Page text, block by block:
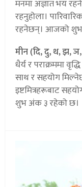
मनमा अज्ञात भय
रहनुहोला।
रहनेछन्। आजको शुभ
मीन (दि, दु, थ, झ,
धैर्य र पराक्रममा
साथ र सहयोग
इष्टमित्रहरूबाट
शुभ अंक ३ रहेको छ।